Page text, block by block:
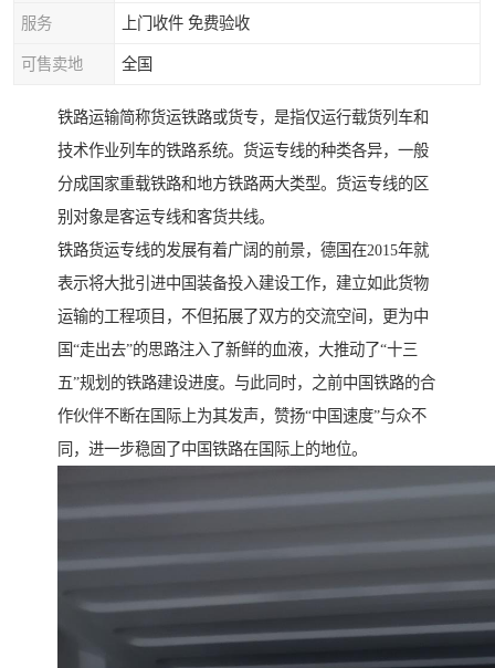
服务 上门收件 免费验收
可售卖地 全国
铁路运输简称货运铁路或货专，是指仅运行载货列车和
技术作业列车的铁路系统。货运专线的种类各异，一般
分成国家重载铁路和地方铁路两大类型。货运专线的区
别对象是客运专线和客货共线。
铁路货运专线的发展有着广阔的前景，德国在2015年就
表示将大批引进中国装备投入建设工作，建立如此货物
运输的工程项目，不但拓展了双方的交流空间，更为中
国“走出去”的思路注入了新鲜的血液，大推动了“十三
五”规划的铁路建设进度。与此同时，之前中国铁路的合
作伙伴不断在国际上为其发声，赞扬“中国速度”与众不
同，进一步稳固了中国铁路在国际上的地位。